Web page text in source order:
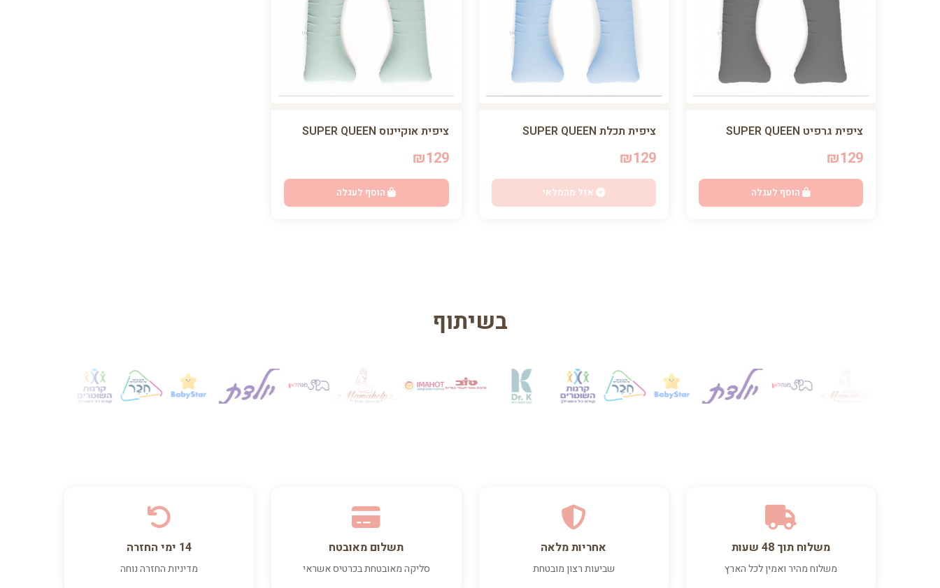
ציפית גרפיט SUPER QUEEN
₪129
הוסף לעגלה
ציפית תכלת SUPER QUEEN
₪129
אזל מהמלאי
ציפית אוקיינוס SUPER QUEEN
₪129
הוסף לעגלה
בשיתוף
משלוח תוך 48 שעות
משלוח מהיר ואמין לכל הארץ
אחריות מלאה
שביעות רצון מובטחת
תשלום מאובטח
סליקה מאובטחת בכרטיס אשראי
14 ימי החזרה
מדיניות החזרה נוחה